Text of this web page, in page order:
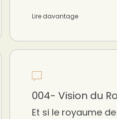
Lire davantage
004- Vision du
Et si le royaume